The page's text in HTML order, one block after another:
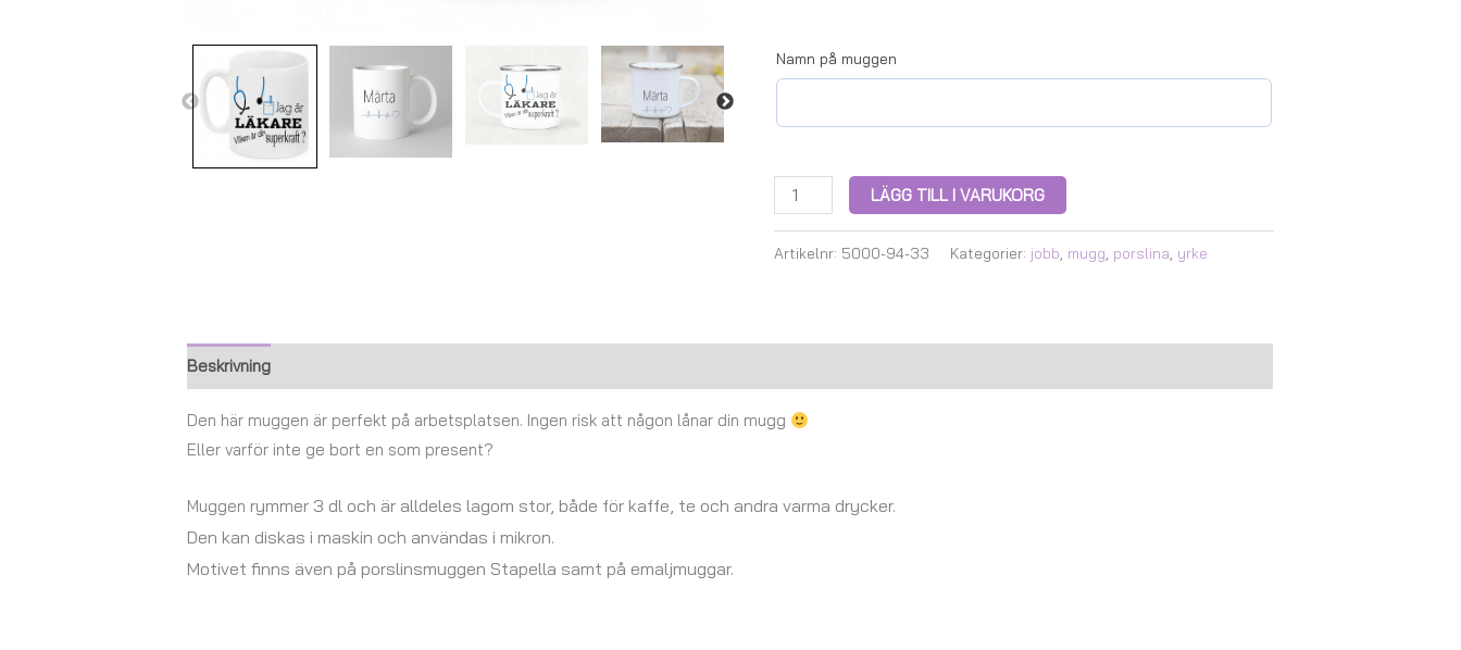
Namn på muggen
LÄGG TILL I VARUKORG
Artikelnr: 5000-94-33 Kategorier: jobb mugg porslina yrke
Beskrivning
Den här muggen är perfekt på arbetsplatsen. Ingen risk att någon lånar din mugg
Eller varför inte ge bort en som present?
Muggen rymmer 3 dl och är alldeles lagom stor, både för kaffe, te och andra varma drycker.
Den kan diskas i maskin och användas i mikron.
Motivet finns även på porslinsmuggen Stapella samt på emaljmuggar.